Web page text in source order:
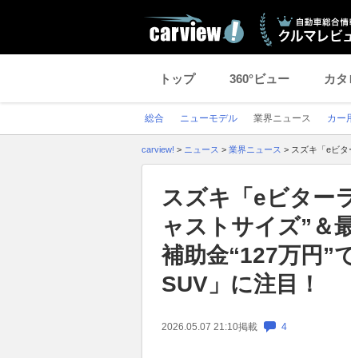
トップ 360°ビュー カ
総合 ニューモデル 業界ニュース カー
carview! > ニュース > 業界ニュース > スズキ「eビタ
スズキ「eビター
ャストサイズ”＆
補助金“127万円”
SUV」に注目！
2026.05.07 21:10掲載 4